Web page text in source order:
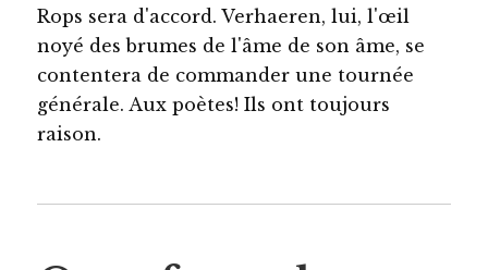
Rops sera d'accord. Verhaeren, lui, l'œil
noyé des brumes de l'âme de son âme, se
contentera de commander une tournée
générale. Aux poètes! Ils ont toujours
raison.